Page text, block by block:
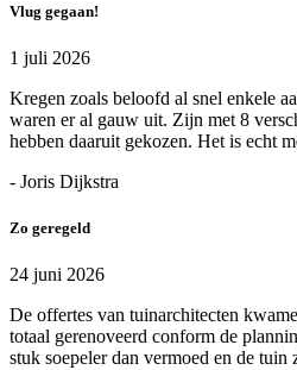
Vlug gegaan!
1 juli 2026
Kregen zoals beloofd al snel enkele
waren er al gauw uit. Zijn met 8
hebben daaruit gekozen. Het is echt
- Joris Dijkstra
Zo geregeld
24 juni 2026
De offertes van tuinarchitecten
totaal gerenoveerd conform de
stuk soepeler dan vermoed en de tuin